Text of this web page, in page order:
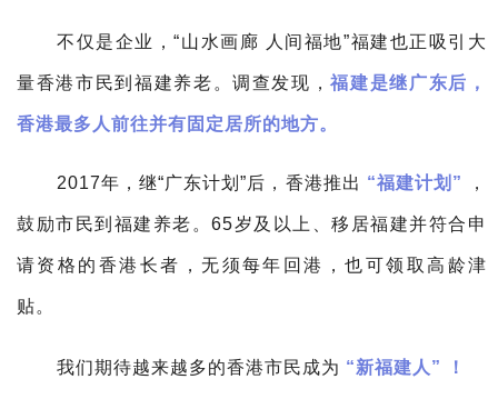
不仅是企业，“山水画廊 人间福地”福建也正吸引大
量香港市民到福建养老。调查发现，福建是继广东后，
香港最多人前往并有固定居所的地方。
2017年，继“广东计划”后，香港推出 “福建计划” ，
鼓励市民到福建养老。65岁及以上、移居福建并符合申
请资格的香港长者，无须每年回港，也可领取高龄津
贴。
我们期待越来越多的香港市民成为 “新福建人” ！